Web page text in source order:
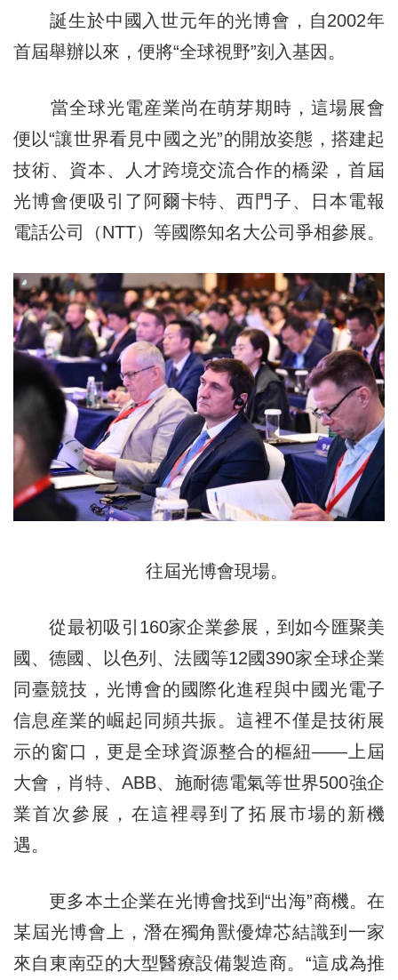
誕生於中國入世元年的光博會，自2002年
首屆舉辦以來，便將“全球視野”刻入基因。
當全球光電産業尚在萌芽期時，這場展會
便以“讓世界看見中國之光”的開放姿態，搭建起
技術、資本、人才跨境交流合作的橋梁，首屆
光博會便吸引了阿爾卡特、西門子、日本電報
電話公司（NTT）等國際知名大公司爭相參展。
往屆光博會現場。
從最初吸引160家企業參展，到如今匯聚美
國、德國、以色列、法國等12國390家全球企業
同臺競技，光博會的國際化進程與中國光電子
信息産業的崛起同頻共振。這裡不僅是技術展
示的窗口，更是全球資源整合的樞紐——上屆
大會，肖特、ABB、施耐德電氣等世界500強企
業首次參展，在這裡尋到了拓展市場的新機
遇。
更多本土企業在光博會找到“出海”商機。在
某屆光博會上，潛在獨角獸優煒芯結識到一家
來自東南亞的大型醫療設備製造商。“這成為推